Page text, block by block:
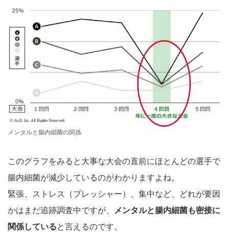
メンタルと腸内細菌の関係
このグラフをみると大事な大会の直前にほとんどの選手で
腸内細菌が減少しているのがわかりますよね。
緊張、ストレス（プレッシャー）、集中など、どれが要因
かはまだ追跡調査中ですが、
メンタルと腸内細菌も密接に
関係していると言えるのです。